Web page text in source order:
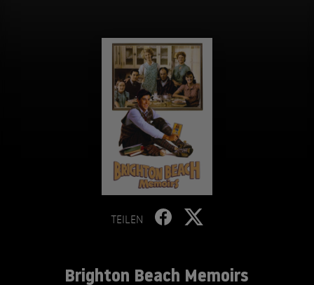
TEILEN
Brighton Beach Memoirs